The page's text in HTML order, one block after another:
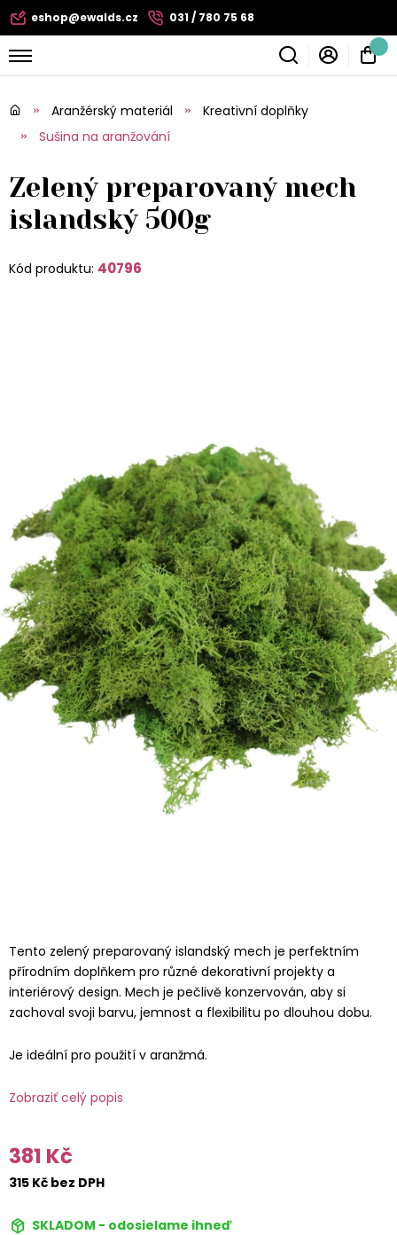
eshop@ewalds.cz 031 / 780 75 68
Aranžérský materiál
Kreativní doplňky
Sušina na aranžování
Zelený preparovaný mech
islandský 500g
Kód produktu: 40796
Tento zelený preparovaný islandský mech je perfektním
přírodním doplňkem pro různé dekorativní projekty a
interiérový design. Mech je pečlivě konzervován, aby si
zachoval svoji barvu, jemnost a flexibilitu po dlouhou dobu.
Je ideální pro použití v aranžmá.
Zobraziť celý popis
381 Kč
315 Kč bez DPH
SKLADOM - odosielame ihneď